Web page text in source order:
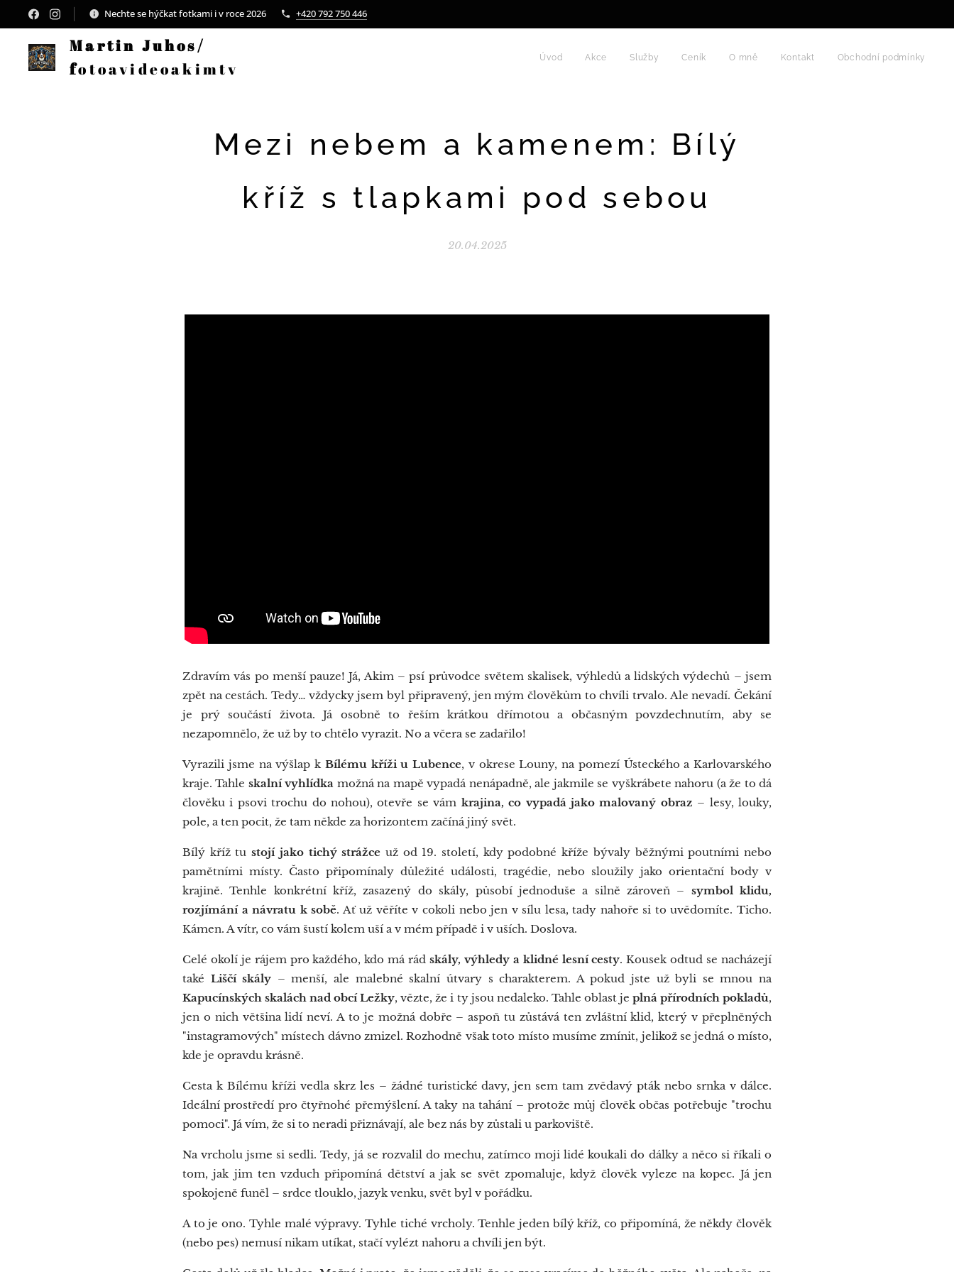
Nechte se hýčkat fotkami i v roce 2026 +420 792 750 446
Martin Juhos/
fotoavideoakimtv
Úvod Akce Služby Ceník O mně Kontakt Obchodní podmínky
Mezi nebem a kamenem: Bílý
kříž s tlapkami pod sebou
20.04.2025
Zdravím vás po menší pauze! Já, Akim – psí průvodce světem skalisek, výhledů a lidských výdechů – jsem
zpět na cestách. Tedy… vždycky jsem byl připravený, jen mým člověkům to chvíli trvalo. Ale nevadí. Čekání
je prý součástí života. Já osobně to řeším krátkou dřímotou a občasným povzdechnutím, aby se
nezapomnělo, že už by to chtělo vyrazit. No a včera se zadařilo!
Vyrazili jsme na výšlap k Bílému kříži u Lubence, v okrese Louny, na pomezí Ústeckého a Karlovarského
kraje. Tahle skalní vyhlídka možná na mapě vypadá nenápadně, ale jakmile se vyškrábete nahoru (a že to dá
člověku i psovi trochu do nohou), otevře se vám krajina, co vypadá jako malovaný obraz – lesy, louky,
pole, a ten pocit, že tam někde za horizontem začíná jiný svět.
Bílý kříž tustojí jako tichý strážce už od 19. století, kdy podobné kříže bývaly běžnými poutními nebo
pamětními místy. Často připomínaly důležité události, tragédie, nebo sloužily jako orientační body v
krajině. Tenhle konkrétní kříž, zasazený do skály, působí jednoduše a silně zároveň – symbol klidu,
rozjímání a návratu k sobě. Ať už věříte v cokoli nebo jen v sílu lesa, tady nahoře si to uvědomíte. Ticho.
Kámen. A vítr, co vám šustí kolem uší a v mém případě i v uších. Doslova.
Celé okolí je rájem pro každého, kdo má rád skály, výhledy a klidné lesní cesty. Kousek odtud se nacházejí
také Liščí skály – menší, ale malebné skalní útvary s charakterem. A pokud jste už byli se mnou na
Kapucínských skalách nad obcí Ležky, vězte, že i ty jsou nedaleko. Tahle oblast je plná přírodních pokladů,
jen o nich většina lidí neví. A to je možná dobře – aspoň tu zůstává ten zvláštní klid, který v přeplněných
"instagramových" místech dávno zmizel. Rozhodně však toto místo musíme zmínit, jelikož se jedná o místo,
kde je opravdu krásně.
Cesta k Bílému kříži vedla skrz les – žádné turistické davy, jen sem tam zvědavý pták nebo srnka v dálce.
Ideální prostředí pro čtyřnohé přemýšlení. A taky na tahání – protože můj člověk občas potřebuje "trochu
pomoci". Já vím, že si to neradi přiznávají, ale bez nás by zůstali u parkoviště.
Na vrcholu jsme si sedli. Tedy, já se rozvalil do mechu, zatímco moji lidé koukali do dálky a něco si říkali o
tom, jak jim ten vzduch připomíná dětství a jak se svět zpomaluje, když člověk vyleze na kopec. Já jen
spokojeně funěl – srdce tlouklo, jazyk venku, svět byl v pořádku.
A to je ono. Tyhle malé výpravy. Tyhle tiché vrcholy. Tenhle jeden bílý kříž, co připomíná, že někdy člověk
(nebo pes) nemusí nikam utíkat, stačí vylézt nahoru a chvíli jen být.